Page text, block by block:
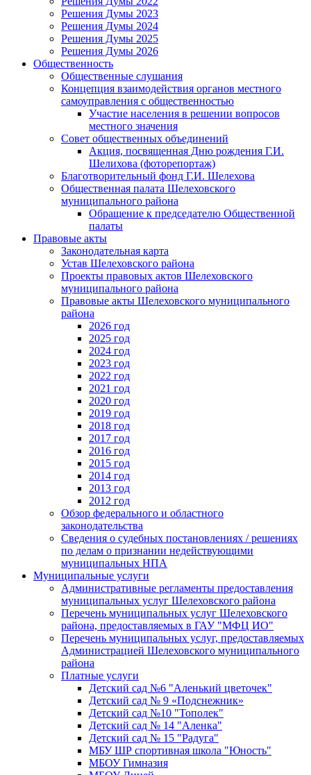
Решения Думы 2023
Решения Думы 2024
Решения Думы 2025
Решения Думы 2026
Общественность
Общественные слушания
Концепция взаимодействия органов местного
самоуправления с общественностью
Участие населения в решении вопросов
местного значения
Совет общественных объединений
Акция, посвященная Дню рождения Г.И.
Шелихова (фоторепортаж)
Благотворительный фонд Г.И. Шелехова
Общественная палата Шелеховского
муниципального района
Обращение к председателю Общественной
палаты
Правовые акты
Законодательная карта
Устав Шелеховского района
Проекты правовых актов Шелеховского
муниципального района
Правовые акты Шелеховского муниципального
района
2026 год
2025 год
2024 год
2023 год
2022 год
2021 год
2020 год
2019 год
2018 год
2017 год
2016 год
2015 год
2014 год
2013 год
2012 год
Обзор федерального и областного
законодательства
Сведения о судебных постановлениях / решениях
по делам о признании недействующими
муниципальных НПА
Муниципальные услуги
Административные регламенты предоставления
муниципальных услуг Шелеховского района
Перечень муниципальных услуг Шелеховского
района, предоставляемых в ГАУ "МФЦ ИО"
Перечень муниципальных услуг, предоставляемых
Администрацией Шелеховского муниципального
района
Платные услуги
Детский сад №6 "Аленький цветочек"
Детский сад № 9 «Подснежник»
Детский сад №10 "Тополек"
Детский сад № 14 "Аленка"
Детский сад № 15 "Радуга"
МБУ ШР спортивная школа "Юность"
МБОУ Гимназия